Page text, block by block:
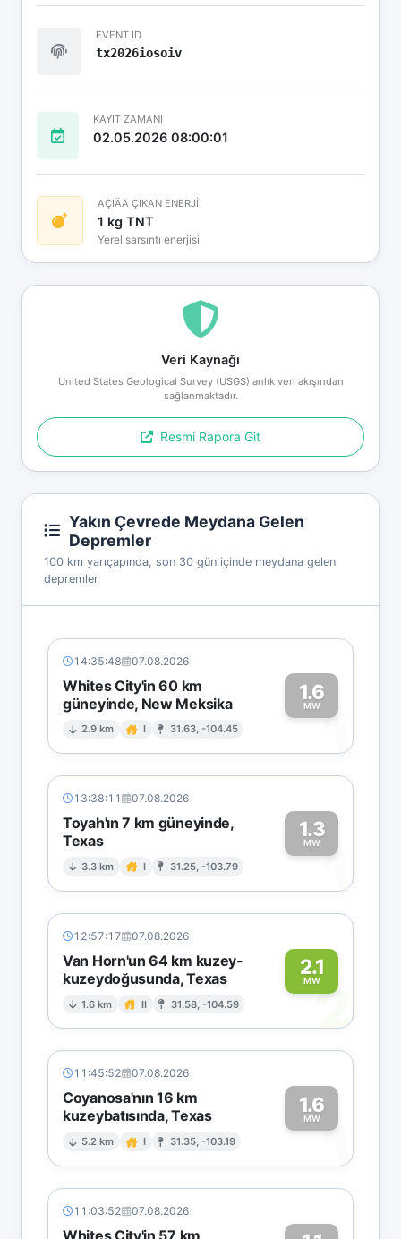
EVENT ID
tx2026iosoiv
KAYIT ZAMANI
02.05.2026 08:00:01
AÇIÄA ÇIKAN ENERJİ
1 kg TNT
Yerel sarsıntı enerjisi
Veri Kaynağı
United States Geological Survey (USGS) anlık veri akışından
sağlanmaktadır.
Resmi Rapora Git
Yakın Çevrede Meydana Gelen
Depremler
100 km yarıçapında, son 30 gün içinde meydana gelen
depremler
14:35:48 07.08.2026
Whites City'in 60 km
güneyinde, New Meksika
2.9 km I 31.63, -104.45
1.6
MW1
13:38:11 07.08.2026
Toyah'ın 7 km güneyinde,
Texas
3.3 km I 31.25, -103.79
1.3
MW1
12:57:17 07.08.2026
Van Horn'un 64 km kuzey-
kuzeydoğusunda, Texas
1.6 km II 31.58, -104.59
2.1
MW2
11:45:52 07.08.2026
Coyanosa'nın 16 km
kuzeybatısında, Texas
5.2 km I 31.35, -103.19
1.6
MW1
11:03:52 07.08.2026
Whites City'in 57 km